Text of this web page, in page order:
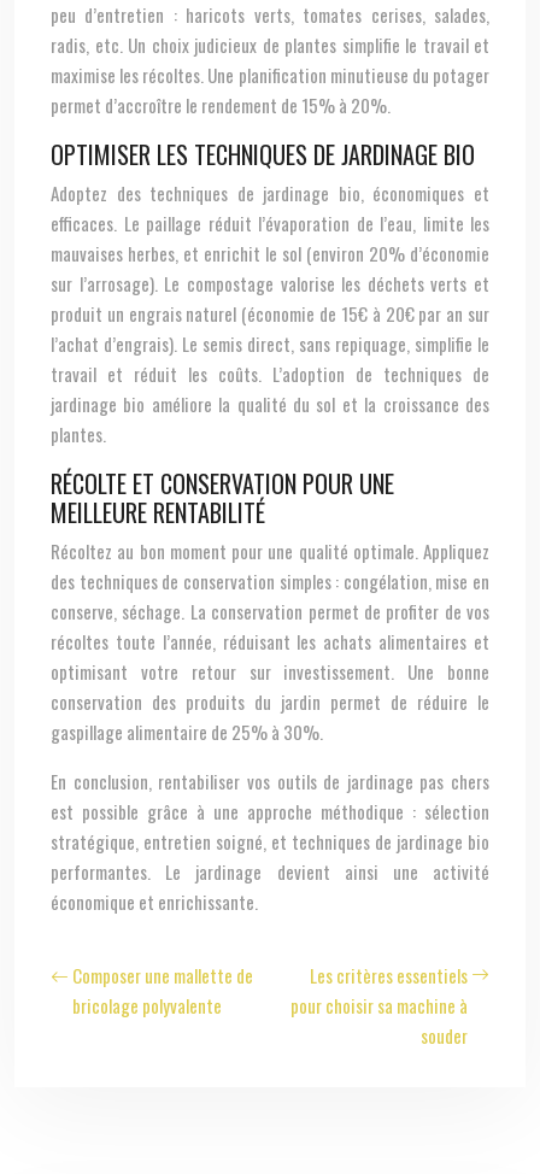
peu d’entretien : haricots verts, tomates cerises, salades,
radis, etc. Un choix judicieux de plantes simplifie le travail et
maximise les récoltes. Une planification minutieuse du potager
permet d’accroître le rendement de 15% à 20%.
OPTIMISER LES TECHNIQUES DE JARDINAGE BIO
Adoptez des techniques de jardinage bio, économiques et
efficaces. Le paillage réduit l’évaporation de l’eau, limite les
mauvaises herbes, et enrichit le sol (environ 20% d’économie
sur l’arrosage). Le compostage valorise les déchets verts et
produit un engrais naturel (économie de 15€ à 20€ par an sur
l’achat d’engrais). Le semis direct, sans repiquage, simplifie le
travail et réduit les coûts. L’adoption de techniques de
jardinage bio améliore la qualité du sol et la croissance des
plantes.
RÉCOLTE ET CONSERVATION POUR UNE
MEILLEURE RENTABILITÉ
Récoltez au bon moment pour une qualité optimale. Appliquez
des techniques de conservation simples : congélation, mise en
conserve, séchage. La conservation permet de profiter de vos
récoltes toute l’année, réduisant les achats alimentaires et
optimisant votre retour sur investissement. Une bonne
conservation des produits du jardin permet de réduire le
gaspillage alimentaire de 25% à 30%.
En conclusion, rentabiliser vos outils de jardinage pas chers
est possible grâce à une approche méthodique : sélection
stratégique, entretien soigné, et techniques de jardinage bio
performantes. Le jardinage devient ainsi une activité
économique et enrichissante.
Composer une mallette de
bricolage polyvalente
Les critères essentiels
pour choisir sa machine à
souder